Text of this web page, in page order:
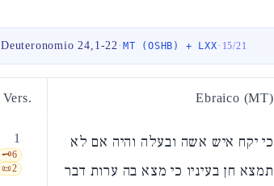
Deuteronomio 24,1-22· MT (OSHB) + LXX· 15/21
Vers. Ebraico (MT)
1
🗝️6
📜2
כי יקח איש אשה ובעלה והיה אם לא
תמצא חן בעיניו כי מצא בה ערות דבר